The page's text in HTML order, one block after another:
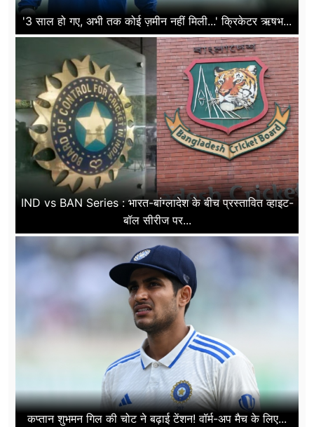
'3 साल हो गए, अभी तक कोई ज़मीन नहीं मिली...' क्रिकेटर ऋषभ...
IND vs BAN Series : भारत-बांग्लादेश के बीच प्रस्तावित व्हाइट-
बॉल सीरीज पर...
कप्तान शुभमन गिल की चोट ने बढ़ाई टेंशन! वॉर्म-अप मैच के लिए...